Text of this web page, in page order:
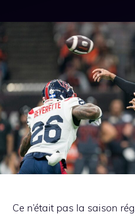
Ce n’était pas la saison